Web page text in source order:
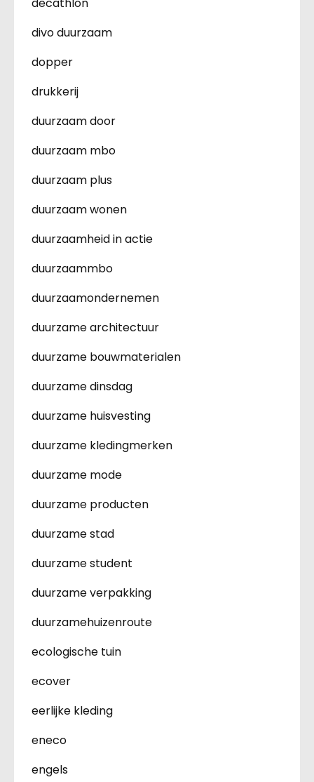
divo duurzaam
dopper
drukkerij
duurzaam door
duurzaam mbo
duurzaam plus
duurzaam wonen
duurzaamheid in actie
duurzaammbo
duurzaamondernemen
duurzame architectuur
duurzame bouwmaterialen
duurzame dinsdag
duurzame huisvesting
duurzame kledingmerken
duurzame mode
duurzame producten
duurzame stad
duurzame student
duurzame verpakking
duurzamehuizenroute
ecologische tuin
ecover
eerlijke kleding
eneco
engels